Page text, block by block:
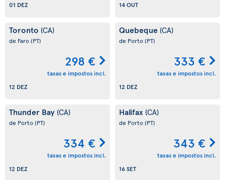
01 DEZ
14 OUT
Toronto (CA)
de Faro(PT)
298 €
taxas e impostos incl.
12 DEZ
Quebeque (CA)
de Porto(PT)
333 €
taxas e impostos incl.
12 DEZ
Thunder Bay (CA)
de Porto(PT)
334 €
taxas e impostos incl.
12 DEZ
Halifax (CA)
de Porto(PT)
343 €
taxas e impostos incl.
16 SET